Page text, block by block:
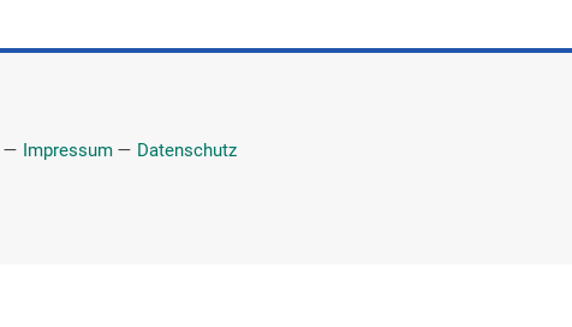
diese Bade-Partys. Dann hatten sie unten im
[Institut] gearbeitet hat. Die haben beide gesungen.
— Impressum — Datenschutz